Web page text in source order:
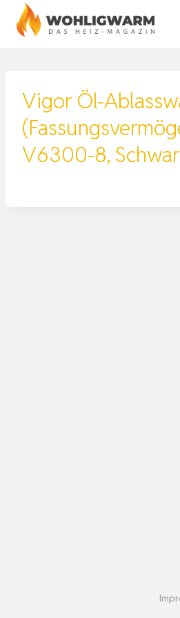
Zum
Inhalt
Vigor Öl-
V6300-8,